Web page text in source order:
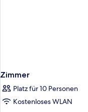
Zimmer
Platz für 10 Personen
Kostenloses WLAN